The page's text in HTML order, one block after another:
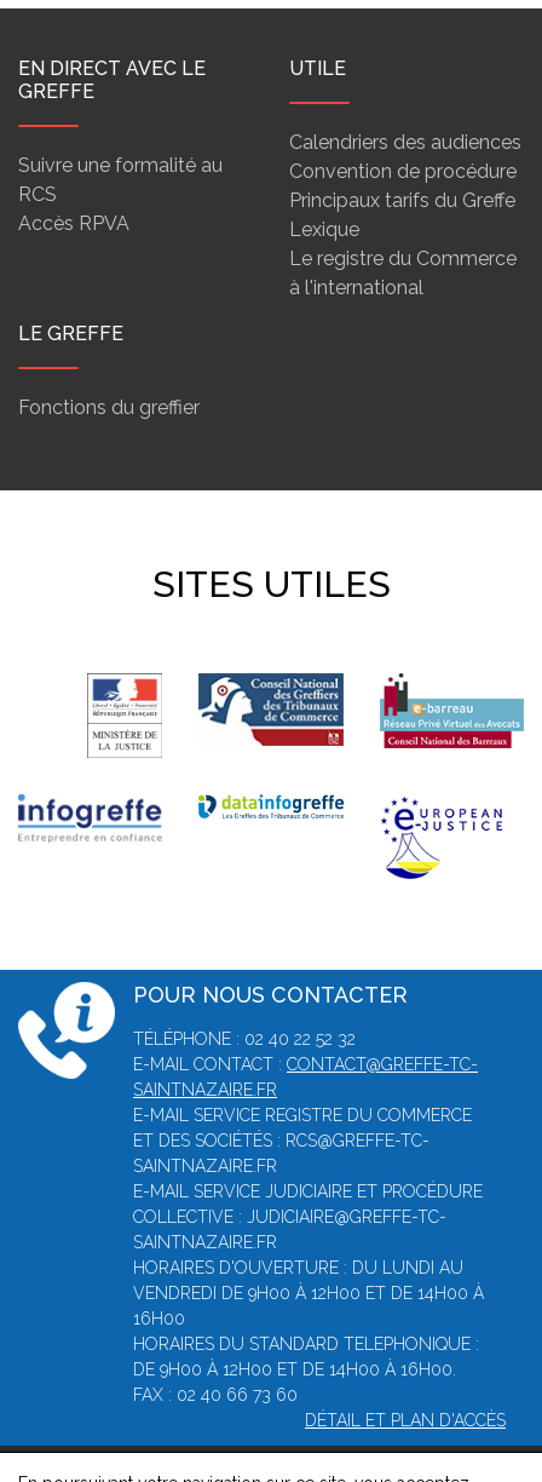
EN DIRECT AVEC LE
GREFFE
Suivre une formalité au
RCS
Accès RPVA
UTILE
Calendriers des audiences
Convention de procédure
Principaux tarifs du Greffe
Lexique
Le registre du Commerce
à l'international
LE GREFFE
Fonctions du greffier
SITES UTILES
POUR NOUS CONTACTER
TÉLÉPHONE : 02 40 22 52 32
E-MAIL CONTACT : CONTACT@GREFFE-TC-
SAINTNAZAIRE.FR
E-MAIL SERVICE REGISTRE DU COMMERCE
ET DES SOCIÉTÉS : RCS@GREFFE-TC-
SAINTNAZAIRE.FR
E-MAIL SERVICE JUDICIAIRE ET PROCÉDURE
COLLECTIVE : JUDICIAIRE@GREFFE-TC-
SAINTNAZAIRE.FR
HORAIRES D'OUVERTURE : DU LUNDI AU
VENDREDI DE 9H00 À 12H00 ET DE 14H00 À
16H00
HORAIRES DU STANDARD TELEPHONIQUE :
DE 9H00 À 12H00 ET DE 14H00 À 16H00.
FAX : 02 40 66 73 60
DÉTAIL ET PLAN D'ACCÈS